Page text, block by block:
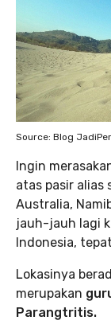
Source: Blog
Ingin
atas pasir alias
Australia,
jauh-jauh lagi
Indonesia,
Lokasinya
merupakan
Parangtritis.